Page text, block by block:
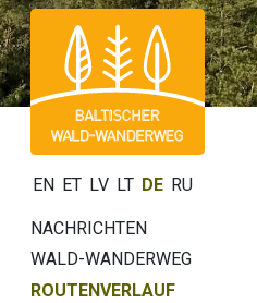
EN ET LV LT DE RU
NACHRICHTEN
WALD-WANDERWEG
ROUTENVERLAUF